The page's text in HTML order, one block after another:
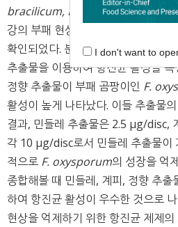
bracilicum, F. solani, C. fastigiata
강의 부패 현상에 영향을 주는 곰팡이
확인되었다. 분리된 F. oxysporum
추출물을 이용하여 항진균 활성을
정향 추출물이 부패 곰팡이인 F.
활성이 높게 나타났다. 이들 추출물
결과, 민들레 추출물은 2.5 μg/disc,
각 10 μg/disc로서 민들레 추출물이
적으로 F. oxysporum의 성장을 억
종합해볼 때 민들레, 계피, 정향 추출
하여 항진균 활성이 우수한 것으로
현상을 억제하기 위한 항진균 제제
I don't want to